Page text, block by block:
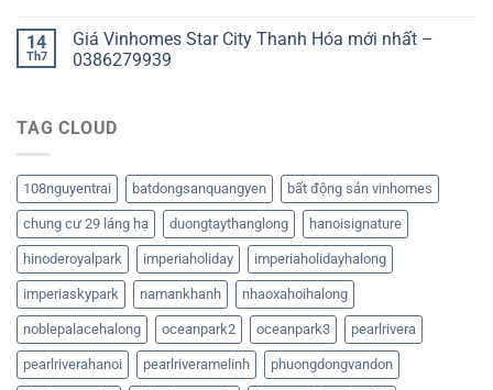
14
Th7
Giá Vinhomes Star City Thanh Hóa mới nhất –
0386279939
TAG CLOUD
108nguyentrai batdongsanquangyen bất động sản vinhomes
chung cư 29 láng hạ duongtaythanglong hanoisignature
hinoderoyalpark imperiaholiday imperiaholidayhalong
imperiaskypark namankhanh nhaoxahoihalong
noblepalacehalong oceanpark2 oceanpark3 pearlrivera
pearlriverahanoi pearlriveramelinh phuongdongvandon